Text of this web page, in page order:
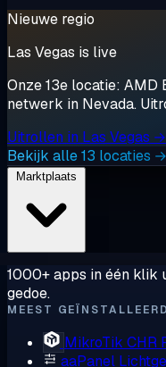
Nieuwe regio
Las Vegas is live
Onze 13e locatie: AMD
netwerk in Nevada.
Uitrollen in Las Vegas →
Bekijk alle 13 locaties →
1000+ apps in één klik
gedoe.
MEEST GEÏNSTALLEERD
MikroTik CHR
aaPanel